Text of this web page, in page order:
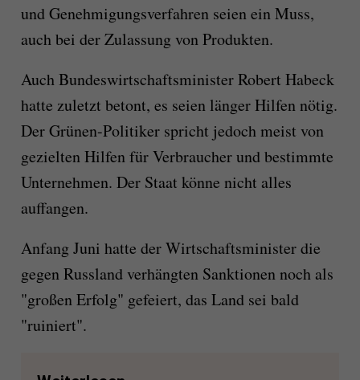
und Genehmigungsverfahren seien ein Muss,
auch bei der Zulassung von Produkten.
Auch Bundeswirtschaftsminister Robert Habeck
hatte zuletzt betont, es seien länger Hilfen nötig.
Der Grünen-Politiker spricht jedoch meist von
gezielten Hilfen für Verbraucher und bestimmte
Unternehmen. Der Staat könne nicht alles
auffangen.
Anfang Juni hatte der Wirtschaftsminister die
gegen Russland verhängten Sanktionen noch als
"großen Erfolg" gefeiert, das Land sei bald
"ruiniert".